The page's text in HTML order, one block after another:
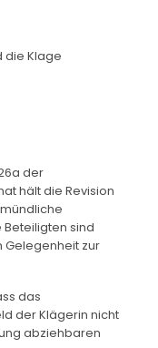
die Klage
der
hält die Revision
sind
Gelegenheit zur
das
der Klägerin nicht
abziehbaren